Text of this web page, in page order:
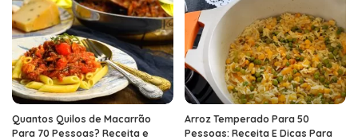
Quantos Quilos de Macarrão
Para 70 Pessoas? Receita e
Arroz Temperado Para 50
Pessoas: Receita E Dicas Para